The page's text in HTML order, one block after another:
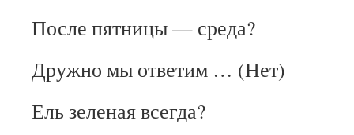
После пятницы — среда?
Дружно мы ответим … (Нет)
Ель зеленая всегда?